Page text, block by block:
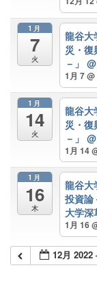
1月
7
火
龍谷大
災・復
－」
1月 7
1月
14
火
龍谷大
災・復
－」
1月 14
1月
16
木
龍谷大
投資論
大学深
1月 16
12月 2022